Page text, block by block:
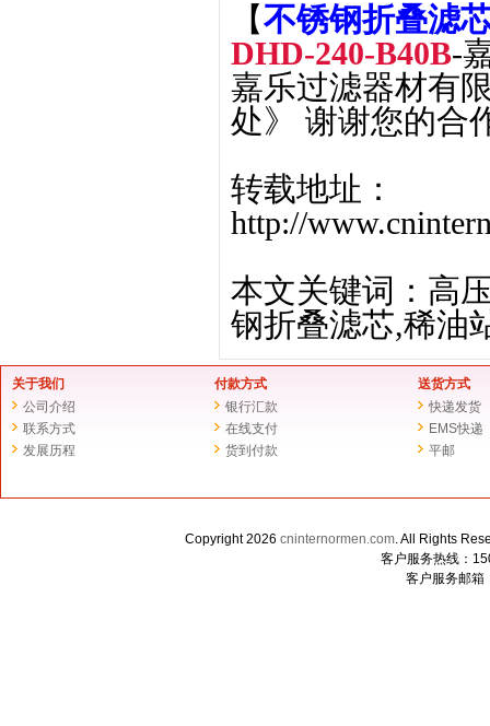
【不锈钢折叠滤
DHD-240-B40B-
嘉乐过滤器材有
处》 谢谢您的合
转载地址：
http://
本文关键词：高
钢折叠滤芯,稀油
关于我们
公司介绍
联系方式
发展历程
付款方式
银行汇款
在线支付
货到付款
送货方式
快递发货
EMS快递
平邮
Copyright 2026 cninternormen.com. All Rights
客户服务热线：
客户服务邮箱